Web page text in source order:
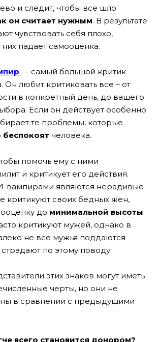
и следит, чтобы все шло
он считает нужным. В результате
чувствовать себя плохо,
них падает самооценка.
— самый большой критик
Он любит критиковать все – от
в конкретный день, до вашего
Если он действует особенно
те проблемы, которые
беспокоят человека.
помочь ему с ними
и критикует его действия.
вампирами являются нерадивые
критикуют своих бедных жен,
до минимальной высоты.
критикуют мужей, однако в
не все мужья поддаются
по этому поводу.
этих знаков могут иметь
черты, но они не
в сравнении с предыдущими
всего становится донором?